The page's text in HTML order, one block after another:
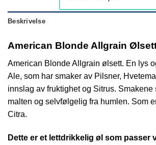
Beskrivelse
American Blonde Allgrain
American Blonde Allgrain ølsett. En lys
Ale, som har smaker av Pilsner,
innslag av fruktighet og Sitrus. Smakene
malten og selvfølgelig fra humlen. Som
Citra.
Dette er et lettdrikkelig øl som passer